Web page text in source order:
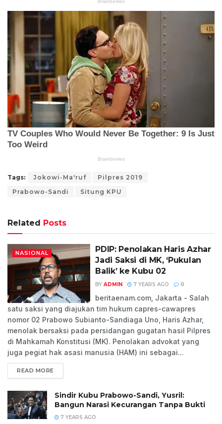
Tags: Jokowi-Ma'ruf
Pilpres 2019
Prabowo-Sandi
Situng KPU
Related Posts
NASIONAL
PDIP: Penolakan Haris Azhar
Jadi Saksi di MK, ‘Pukulan
Balik’ ke Kubu 02
BY ADMIN 7 YEARS AGO 0
beritaenam.com, Jakarta - Salah
satu saksi yang diajukan tim hukum capres-cawapres
nomor 02 Prabowo Subianto-Sandiaga Uno, Haris Azhar,
menolak bersaksi pada persidangan gugatan hasil Pilpres
di Mahkamah Konstitusi (MK). Penolakan advokat yang
juga pegiat hak asasi manusia (HAM) ini sebagai...
READ MORE
Sindir Kubu Prabowo-Sandi, Yusril:
Bangun Narasi Kecurangan Tanpa Bukti
7 YEARS AGO